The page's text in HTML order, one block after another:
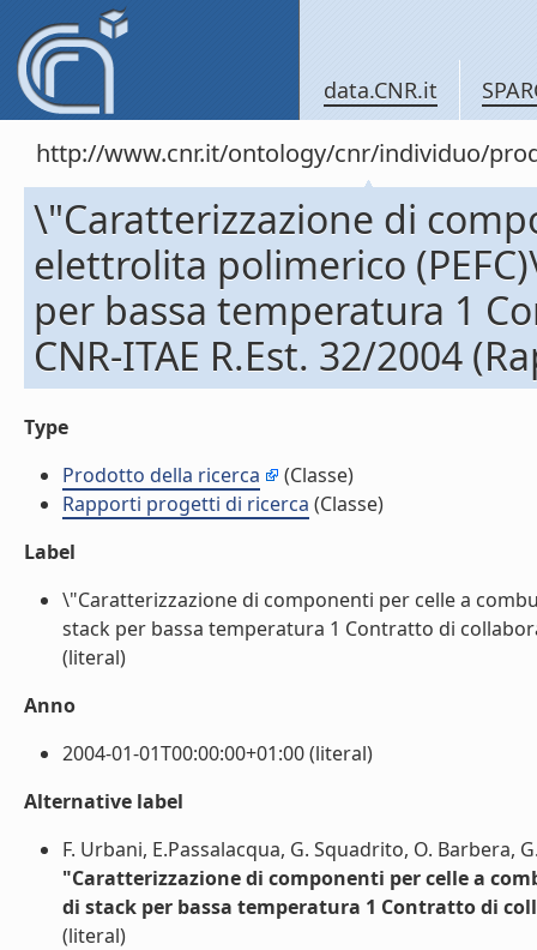
data.CNR.it
http://www.cnr.it/ontology/cnr/individuo/
\"Caratterizzazione di
elettrolita polimerico
per bassa temperatura 1
CNR-ITAE R.Est. 32/2004
Type
Prodotto della ricerca
(Classe)
Rapporti progetti di ricerca (Classe)
Label
\"Caratterizzazione di componenti per celle a
stack per bassa temperatura 1 Contratto di
(literal)
Anno
2004-01-01T00:00:00+01:00 (literal)
Alternative label
F. Urbani, E.Passalacqua, G. Squadrito, O. Barbera,
"Caratterizzazione di componenti per celle a
di stack per bassa temperatura 1 Contratto di
(literal)